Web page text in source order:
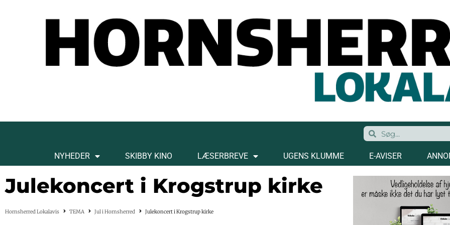
NYHEDER SKIBBY KINO LÆSERBREVE UGENS KLUMME E-AVISER
Julekoncert i Krogstrup kirke
Hornsherred Lokalavis TEMA Jul i Hornsherred Julekoncert i Krogstrup kirke